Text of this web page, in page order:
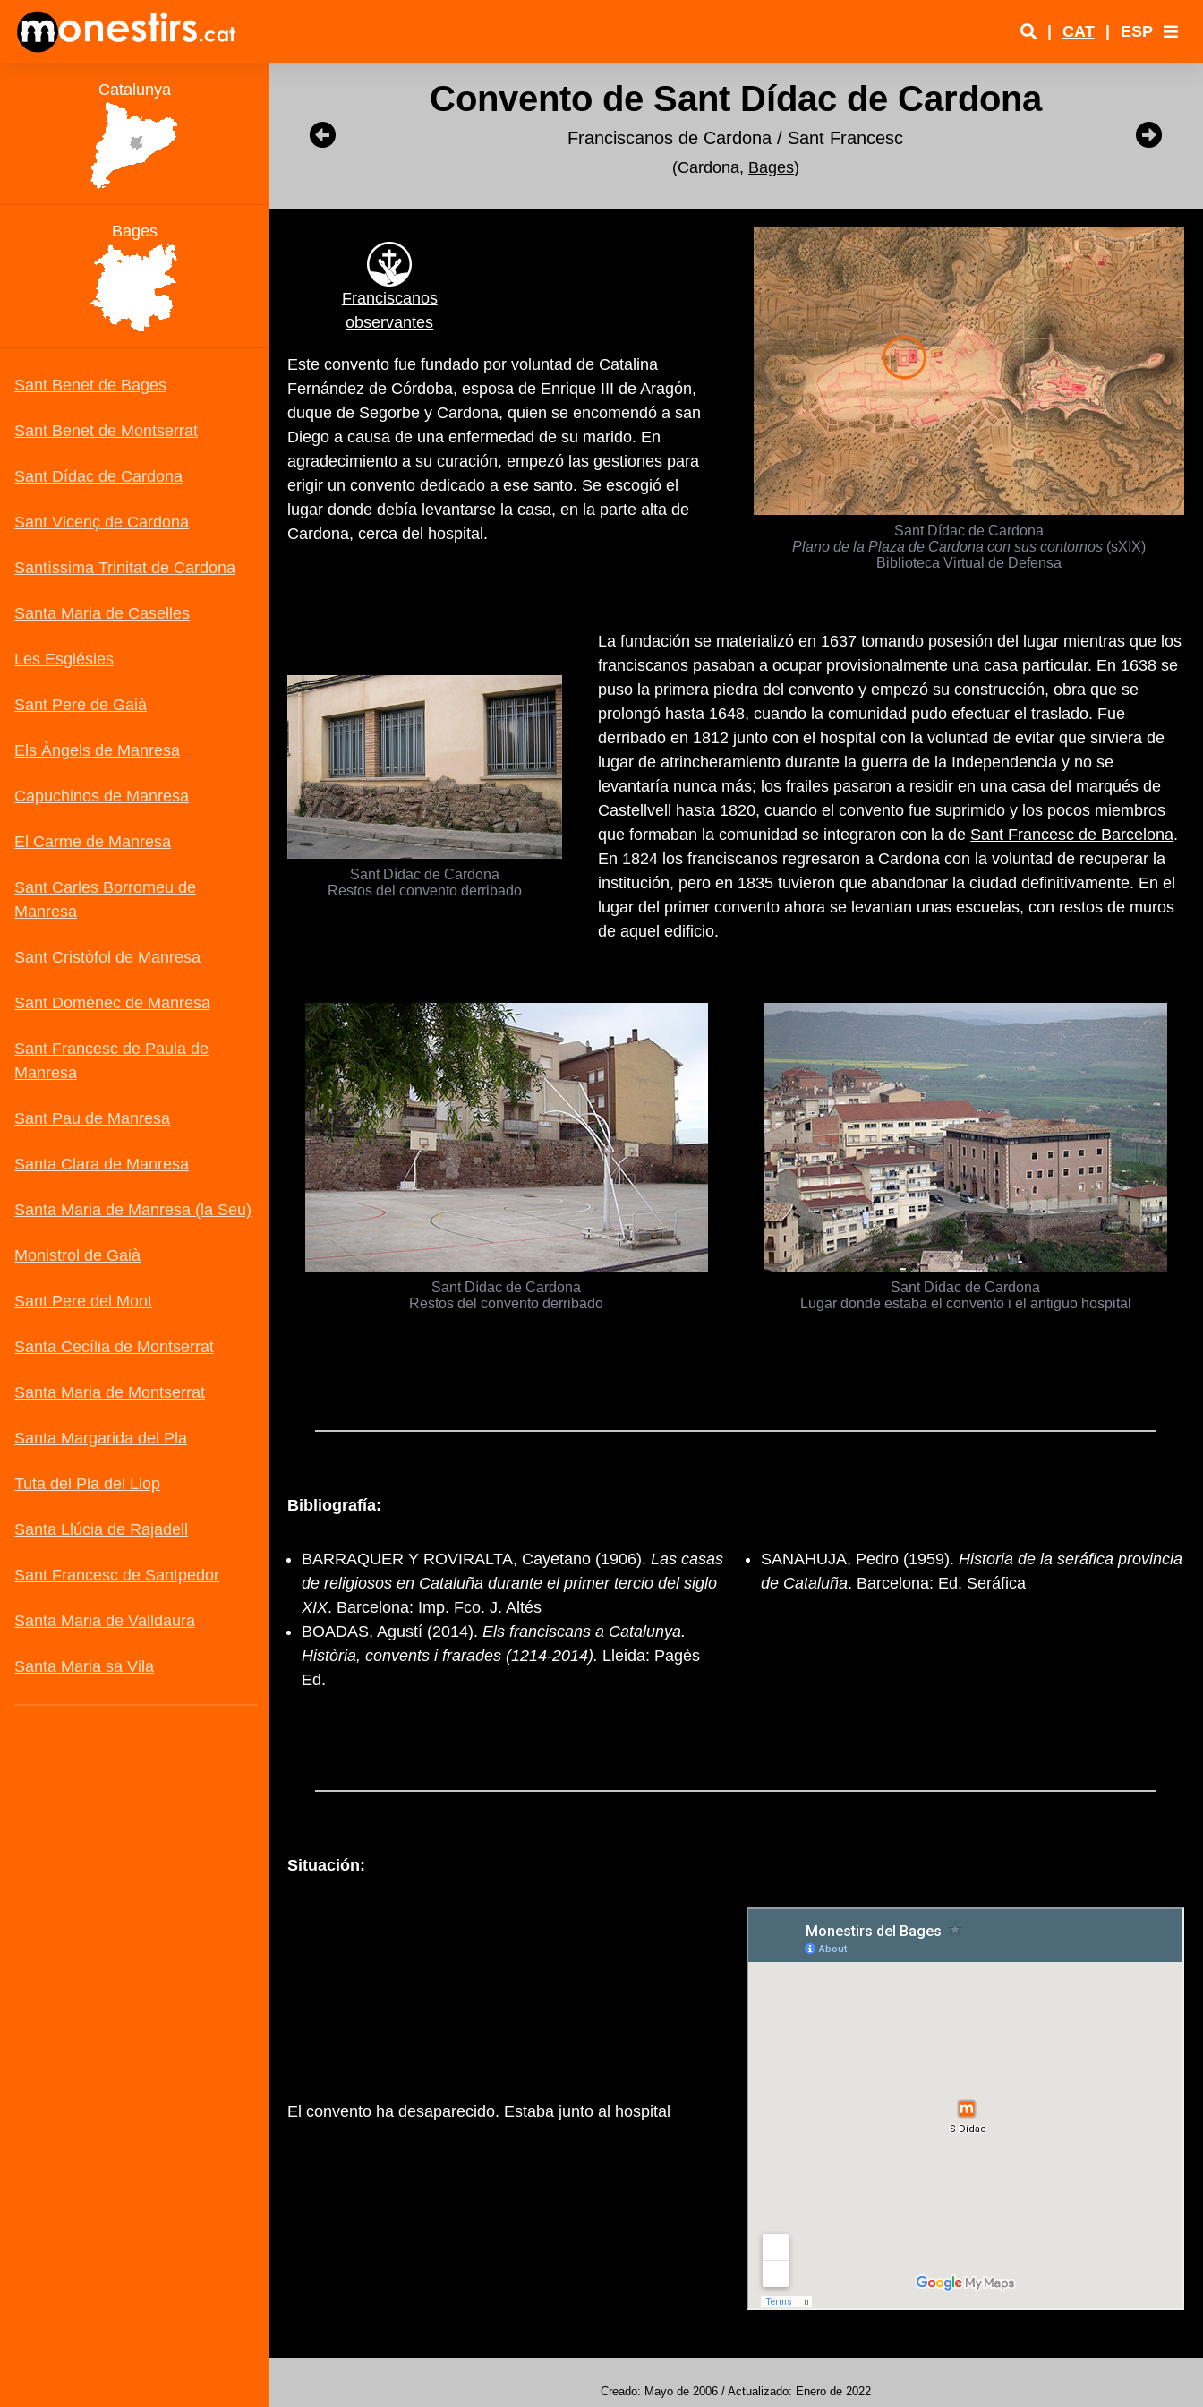
| CAT | ESP
Convento de Sant Dídac de Cardona
Franciscanos de Cardona / Sant Francesc
(Cardona, Bages)
Sant Dídac de Cardona
Plano de la Plaza de Cardona con sus contornos (sXIX)
Biblioteca Virtual de Defensa
Franciscanos
observantes
Este convento fue fundado por voluntad de Catalina
Fernández de Córdoba, esposa de Enrique III de Aragón,
duque de Segorbe y Cardona, quien se encomendó a san
Diego a causa de una enfermedad de su marido. En
agradecimiento a su curación, empezó las gestiones para
erigir un convento dedicado a ese santo. Se escogió el
lugar donde debía levantarse la casa, en la parte alta de
Cardona, cerca del hospital.
Sant Dídac de Cardona
Restos del convento derribado
La fundación se materializó en 1637 tomando posesión del lugar mientras que los
franciscanos pasaban a ocupar provisionalmente una casa particular. En 1638 se
puso la primera piedra del convento y empezó su construcción, obra que se
prolongó hasta 1648, cuando la comunidad pudo efectuar el traslado. Fue
derribado en 1812 junto con el hospital con la voluntad de evitar que sirviera de
lugar de atrincheramiento durante la guerra de la Independencia y no se
levantaría nunca más; los frailes pasaron a residir en una casa del marqués de
Castellvell hasta 1820, cuando el convento fue suprimido y los pocos miembros
que formaban la comunidad se integraron con la de Sant Francesc de Barcelona.
En 1824 los franciscanos regresaron a Cardona con la voluntad de recuperar la
institución, pero en 1835 tuvieron que abandonar la ciudad definitivamente. En el
lugar del primer convento ahora se levantan unas escuelas, con restos de muros
de aquel edificio.
Sant Dídac de Cardona
Restos del convento derribado
Sant Dídac de Cardona
Lugar donde estaba el convento i el antiguo hospital
Bibliografía:
BARRAQUER Y ROVIRALTA, Cayetano (1906). Las casas
de religiosos en Cataluña durante el primer tercio del siglo
XIX. Barcelona: Imp. Fco. J. Altés
BOADAS, Agustí (2014). Els franciscans a Catalunya.
Història, convents i frarades (1214-2014). Lleida: Pagès
Ed.
SANAHUJA, Pedro (1959). Historia de la seráfica provincia
de Cataluña. Barcelona: Ed. Seráfica
Situación:
El convento ha desaparecido. Estaba junto al hospital
Creado: Mayo de 2006 / Actualizado: Enero de 2022